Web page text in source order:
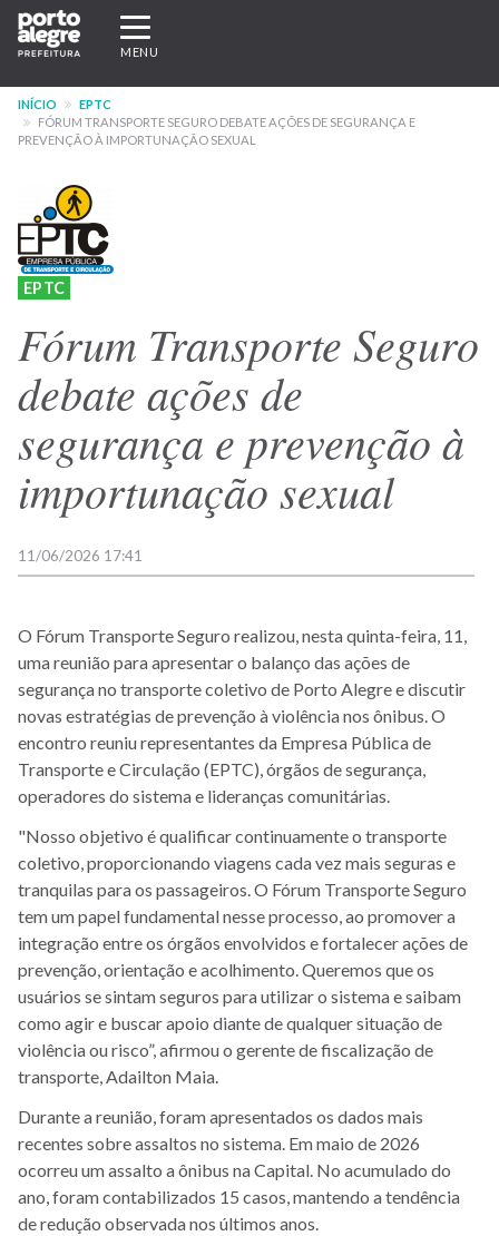
Pular
para
conteúdo
principal
Expandir/recolher
navegação
MENU
INÍCIO
EPTC
FÓRUM TRANSPORTE SEGURO DEBATE AÇÕES DE SEGURANÇA E
PREVENÇÃO À IMPORTUNAÇÃO SEXUAL
EPTC
Fórum Transporte Seguro
debate ações de
segurança e prevenção à
importunação sexual
11/06/2026 17:41
O Fórum Transporte Seguro realizou, nesta quinta-feira, 11,
uma reunião para apresentar o balanço das ações de
segurança no transporte coletivo de Porto Alegre e discutir
novas estratégias de prevenção à violência nos ônibus. O
encontro reuniu representantes da Empresa Pública de
Transporte e Circulação (EPTC), órgãos de segurança,
operadores do sistema e lideranças comunitárias.
"Nosso objetivo é qualificar continuamente o transporte
coletivo, proporcionando viagens cada vez mais seguras e
tranquilas para os passageiros. O Fórum Transporte Seguro
tem um papel fundamental nesse processo, ao promover a
integração entre os órgãos envolvidos e fortalecer ações de
prevenção, orientação e acolhimento. Queremos que os
usuários se sintam seguros para utilizar o sistema e saibam
como agir e buscar apoio diante de qualquer situação de
violência ou risco”, afirmou o gerente de fiscalização de
transporte, Adailton Maia.
Durante a reunião, foram apresentados os dados mais
recentes sobre assaltos no sistema. Em maio de 2026
ocorreu um assalto a ônibus na Capital. No acumulado do
ano, foram contabilizados 15 casos, mantendo a tendência
de redução observada nos últimos anos.